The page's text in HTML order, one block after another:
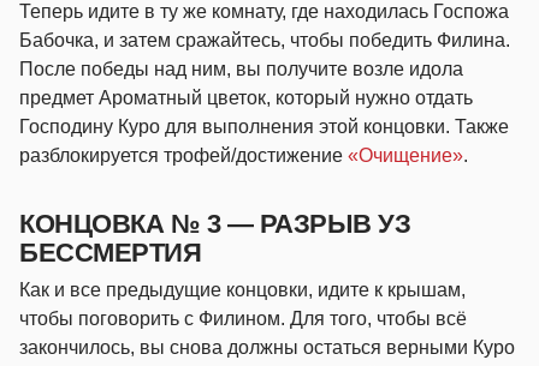
Теперь идите в ту же комнату, где находилась Госпожа
Бабочка, и затем сражайтесь, чтобы победить Филина.
После победы над ним, вы получите возле идола
предмет Ароматный цветок, который нужно отдать
Господину Куро для выполнения этой концовки. Также
разблокируется трофей/достижение «Очищение».
КОНЦОВКА № 3 — РАЗРЫВ УЗ
БЕССМЕРТИЯ
Как и все предыдущие концовки, идите к крышам,
чтобы поговорить с Филином. Для того, чтобы всё
закончилось, вы снова должны остаться верными Куро